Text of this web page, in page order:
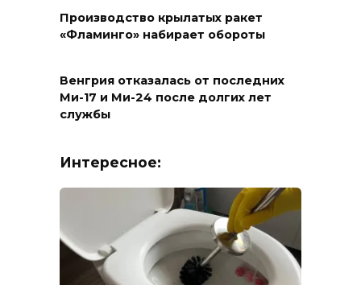
Производство крылатых ракет
«Фламинго» набирает обороты
Венгрия отказалась от последних
Ми-17 и Ми-24 после долгих лет
службы
Интересное: